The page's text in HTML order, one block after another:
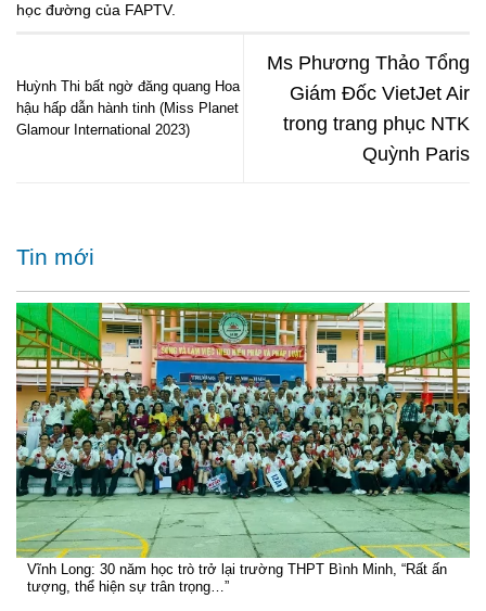
học đường của FAPTV.
Huỳnh Thi bất ngờ đăng quang Hoa
hậu hấp dẫn hành tinh (Miss Planet
Glamour International 2023)
Ms Phương Thảo Tổng
Giám Đốc VietJet Air
trong trang phục NTK
Quỳnh Paris
Tin mới
Vĩnh Long: 30 năm học trò trở lại trường THPT Bình Minh, “Rất ấn
tượng, thể hiện sự trân trọng…”